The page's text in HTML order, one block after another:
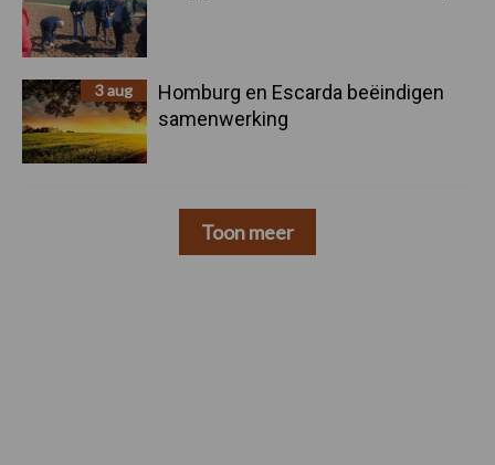
3 aug
Homburg en Escarda beëindigen
samenwerking
Toon meer